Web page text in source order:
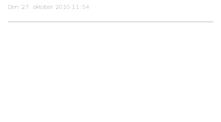
Den 27. oktober 2010 11:54